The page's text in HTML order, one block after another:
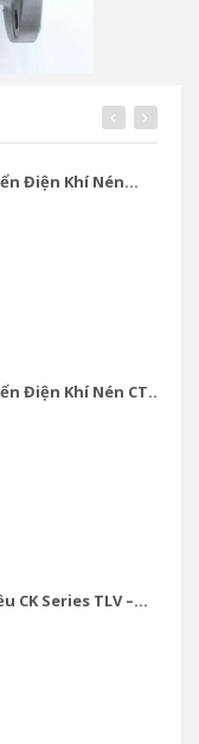
Điện Khí Nén...
Điện Khí Nén CT...
CK Series TLV –...